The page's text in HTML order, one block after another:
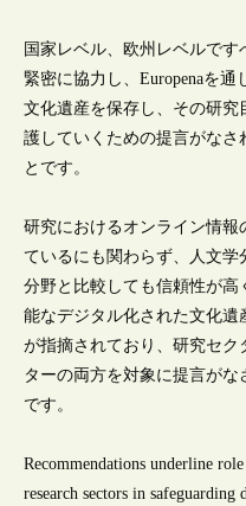
国家レベル、欧州レベルです
緊密に協力し、Europenaを通
文化遺産を保存し、その研究
護していくための提言がなさ
とです。
研究におけるオンライン情報
ているにも関わらず、人文学
分野と比較しても信頼性が高
能なデジタル化された文化遺
が指摘されており、研究セク
ターの両方を対象に提言がな
です。
Recommendations underline
research sectors in